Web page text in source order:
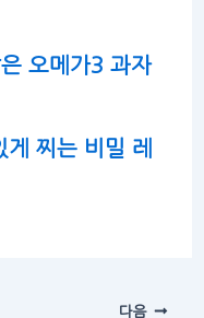
오메가3 과자
찌는 비밀 레
다음